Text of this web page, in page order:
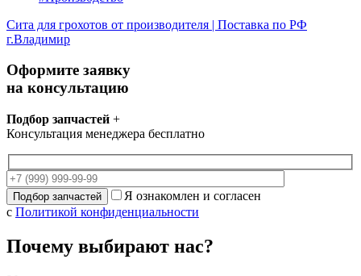
Сита для грохотов от производителя | Поставка по РФ
г.Владимир
Оформите заявку
на консультацию
Подбор запчастей +
Консультация менеджера бесплатно
Я ознакомлен и согласен
с Политикой конфиденциальности
Почему выбирают нас?